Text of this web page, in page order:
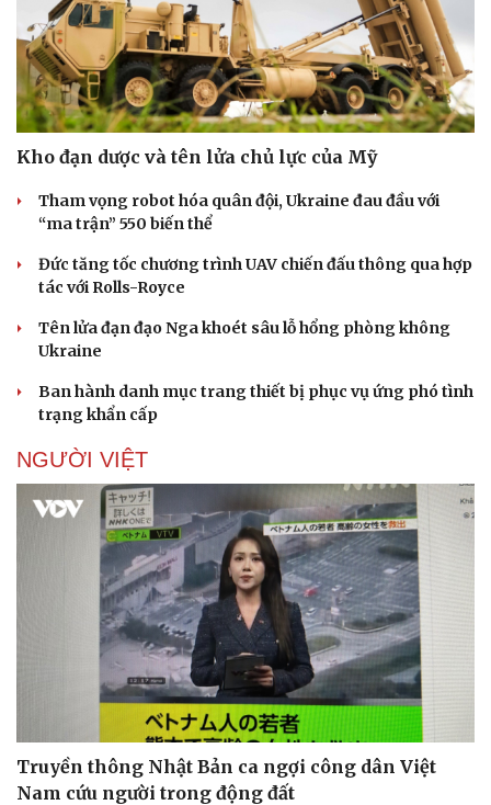
Kho đạn dược và tên lửa chủ lực của Mỹ
Tham vọng robot hóa quân đội, Ukraine đau đầu với
“ma trận” 550 biến thể
Đức tăng tốc chương trình UAV chiến đấu thông qua hợp
tác với Rolls-Royce
Tên lửa đạn đạo Nga khoét sâu lỗ hổng phòng không
Ukraine
Ban hành danh mục trang thiết bị phục vụ ứng phó tình
trạng khẩn cấp
NGƯỜI VIỆT
Truyền thông Nhật Bản ca ngợi công dân Việt
Nam cứu người trong động đất